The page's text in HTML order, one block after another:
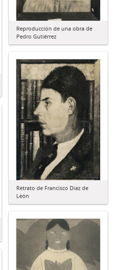
Reproducción de una obra de
Pedro Gutiérrez
Retrato de Francisco Díaz de
León